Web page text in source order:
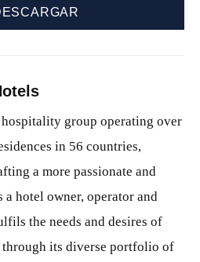
group operating over
in 56 countries,
a more passionate and
hotel owner, operator and
the needs and desires of
through its diverse portfolio of